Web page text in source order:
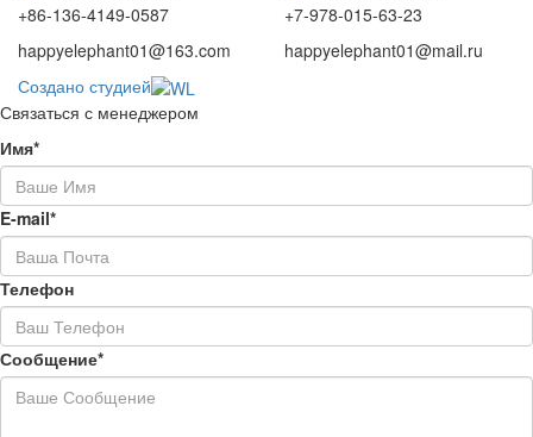
+86-136-4149-0587
happyelephant01@163.com
+7-978-015-63-23
happyelephant01@mail.ru
Создано студией
Связаться с менеджером
Имя*
E-mail*
Телефон
Сообщение*